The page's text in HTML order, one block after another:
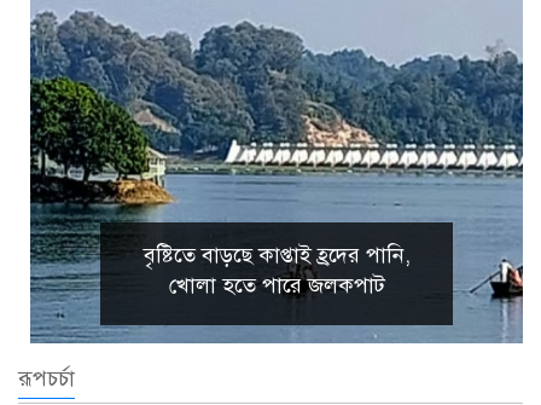
বৃষ্টিতে বাড়ছে কাপ্তাই হ্রদের পানি,
খোলা হতে পারে জলকপাট
রূপচর্চা